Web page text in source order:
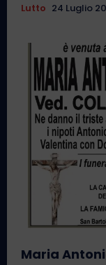
Lutto 24 Luglio
Maria